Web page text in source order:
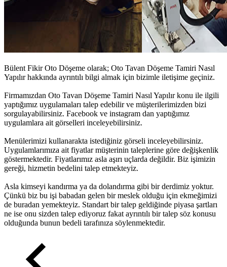
Bülent Fikir Oto Döşeme olarak; Oto Tavan Döşeme Tamiri Nasıl
Yapılırhakkında ayrıntılı bilgi almak için bizimle iletişime geçiniz.
Firmamızdan Oto Tavan Döşeme Tamiri Nasıl Yapılırkonu ile ilgili
yaptığımız uygulamaları talep edebilir ve müşterilerimizden bizi
sorgulayabilirsiniz. Facebook ve instagram dan yaptığımız
uygulamlara ait görselleri inceleyebilirsiniz.
Menülerimizi kullanarakta istediğiniz görseli inceleyebilirsiniz.
Uygulamlarımıza ait fiyatlar müşterinin taleplerine göre değişkenlik
göstermektedir. Fiyatlarımız asla aşırı uçlarda değildir. Biz işimizin
gereği, hizmetin bedelini talep etmekteyiz.
Asla kimseyi kandırma ya da dolandırma gibi bir derdimiz yoktur.
Çünkü biz bu işi babadan gelen bir meslek olduğu için ekmeğimizi
de buradan yemekteyiz. Standart bir talep geldiğinde piyasa şartları
ne ise onu sizden talep ediyoruz fakat ayrıntılı bir talep söz konusu
olduğunda bunun bedeli tarafınıza söylenmektedir.